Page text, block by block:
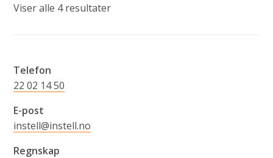
Viser alle 4 resultater
Telefon
22 02 14 50
E-post
instell@instell.no
Regnskap